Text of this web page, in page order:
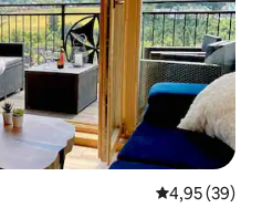
4,95 af 5 í
4,95 (39)